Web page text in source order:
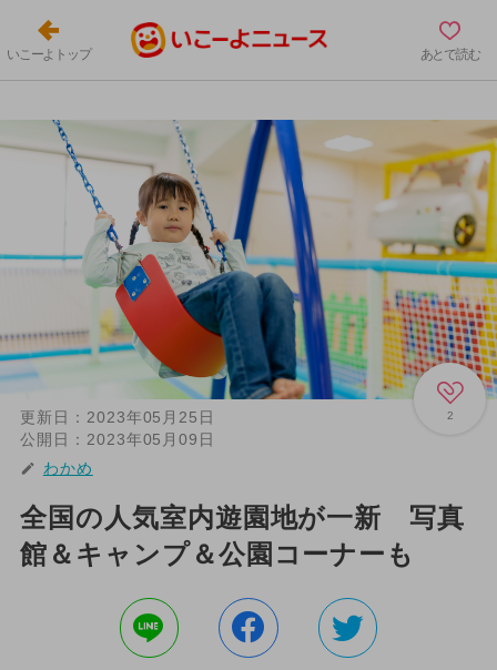
いこーよトップ あとで読む
2
更新日： 2023年05月25日
公開日： 2023年05月09日
わかめ
全国の人気室内遊園地が一新 写真
館＆キャンプ＆公園コーナーも